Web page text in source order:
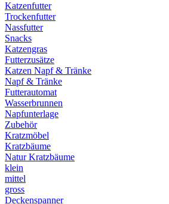
Katzenfutter
Trockenfutter
Nassfutter
Snacks
Katzengras
Futterzusätze
Katzen Napf & Tränke
Napf & Tränke
Futterautomat
Wasserbrunnen
Napfunterlage
Zubehör
Kratzmöbel
Kratzbäume
Natur Kratzbäume
klein
mittel
gross
Deckenspanner